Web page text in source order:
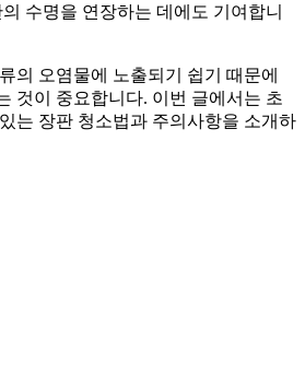
수명을 연장하는 데에도 기여합니
의 오염물에 노출되기 쉽기 때문에
것이 중요합니다. 이번 글에서는 초
는 장판 청소법과 주의사항을 소개하